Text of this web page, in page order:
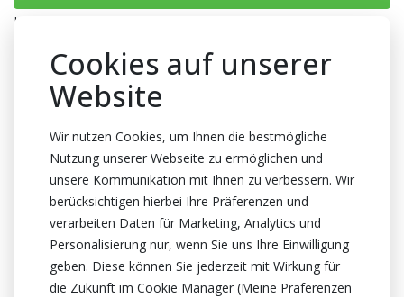
Kein Florist aber schön Blumen fan?
Verpackung
Anzahl pro Wanne
Dunkel rosa
Zertifikat
Kein Zertifikate
Cookies auf unserer
Website
Wir nutzen Cookies, um Ihnen die bestmögliche
Nutzung unserer Webseite zu ermöglichen und
unsere Kommunikation mit Ihnen zu verbessern. Wir
berücksichtigen hierbei Ihre Präferenzen und
verarbeiten Daten für Marketing, Analytics und
Personalisierung nur, wenn Sie uns Ihre Einwilligung
geben. Diese können Sie jederzeit mit Wirkung für
die Zukunft im Cookie Manager (Meine Präferenzen